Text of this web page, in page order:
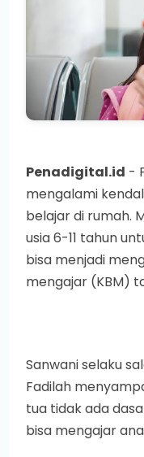
Penadigital.id -
mengalami
belajar di rumah.
usia 6-11 tahun
bisa menjadi
mengajar (KBM)
Sanwani selaku
Fadilah
tua tidak ada
bisa mengajar